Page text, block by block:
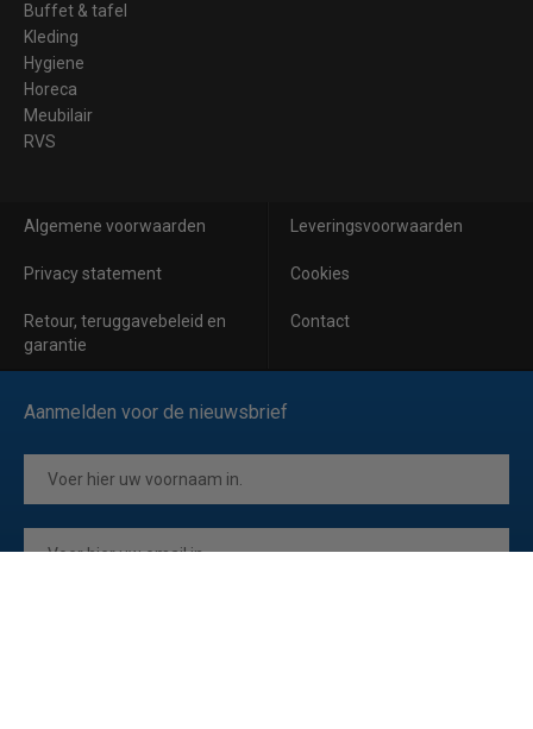
Buffet & tafel
Kleding
Hygiene
Horeca
Meubilair
RVS
Algemene voorwaarden Leveringsvoorwaarden
Privacy statement Cookies
Retour, teruggavebeleid en
garantie
Contact
Aanmelden voor de nieuwsbrief